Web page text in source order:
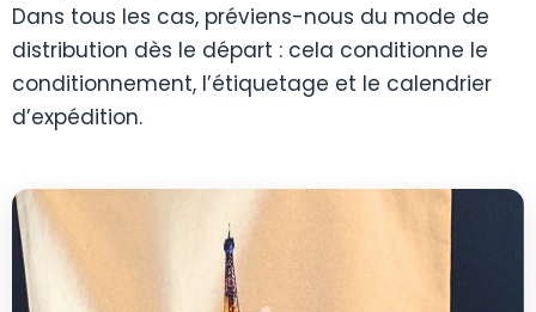
Dans tous les cas, préviens-nous du mode de
distribution dès le départ : cela conditionne le
conditionnement, l’étiquetage et le calendrier
d’expédition.